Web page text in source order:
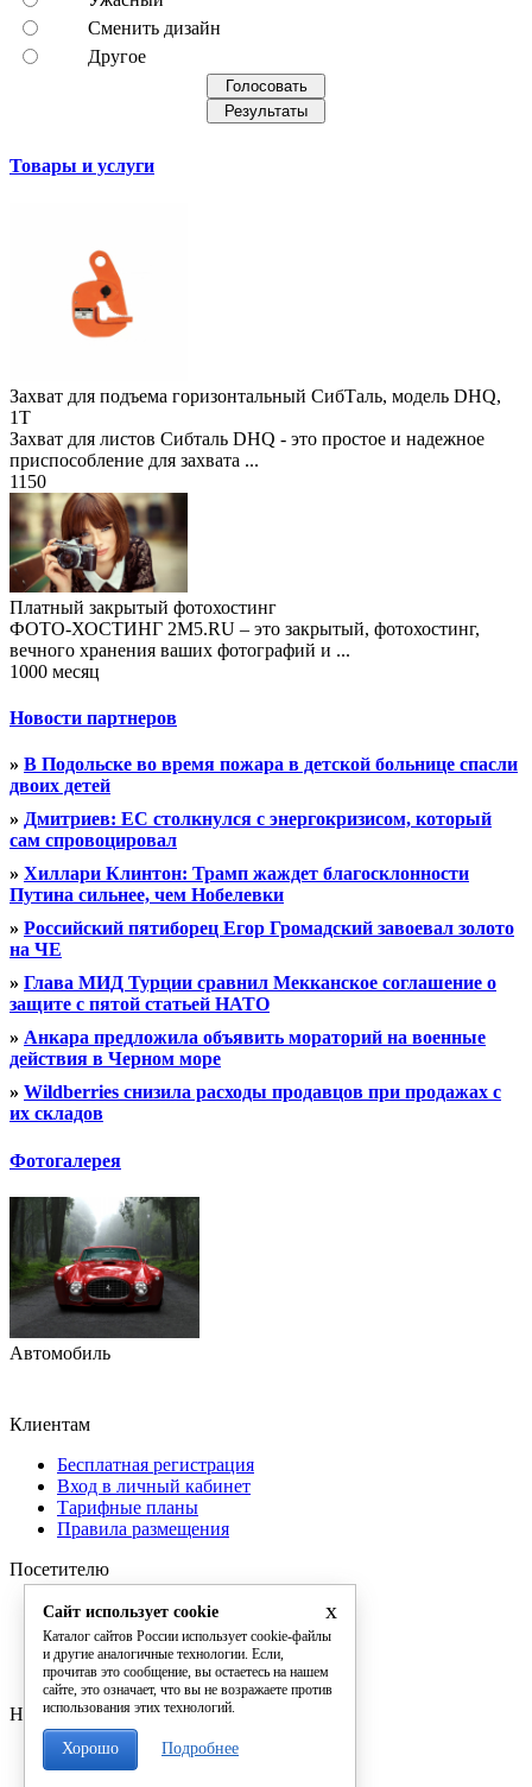
Сменить дизайн
Другое
Товары и услуги
Захват для подъема горизонтальный СибТаль, модель DHQ,
1Т
Захват для листов Сибталь DHQ - это простое и надежное
приспособление для захвата ...
1150
Платный закрытый фотохостинг
ФОТО-ХОСТИНГ 2M5.RU – это закрытый, фотохостинг,
вечного хранения ваших фотографий и ...
1000 месяц
Новости партнеров
» В Подольске во время пожара в детской больнице спасли
двоих детей
» Дмитриев: ЕС столкнулся с энергокризисом, который
сам спровоцировал
» Хиллари Клинтон: Трамп жаждет благосклонности
Путина сильнее, чем Нобелевки
» Российский пятиборец Егор Громадский завоевал золото
на ЧЕ
» Глава МИД Турции сравнил Мекканское соглашение о
защите с пятой статьей НАТО
» Анкара предложила объявить мораторий на военные
действия в Черном море
» Wildberries снизила расходы продавцов при продажах с
их складов
Фотогалерея
Автомобиль
Клиентам
Бесплатная регистрация
Вход в личный кабинет
Тарифные планы
Правила размещения
Посетителю
Рейтинг фирм
Расширенный поиск
Рейтинг сайтов
Конфиденциальность
Наши контакты
Обратная связь
Телефон: +7 (905) 337-01-13
x
Сайт использует cookie
Каталог сайтов России использует cookie-файлы
и другие аналогичные технологии. Если,
прочитав это сообщение, вы остаетесь на нашем
сайте, это означает, что вы не возражаете против
использования этих технологий.
Хорошо Подробнее